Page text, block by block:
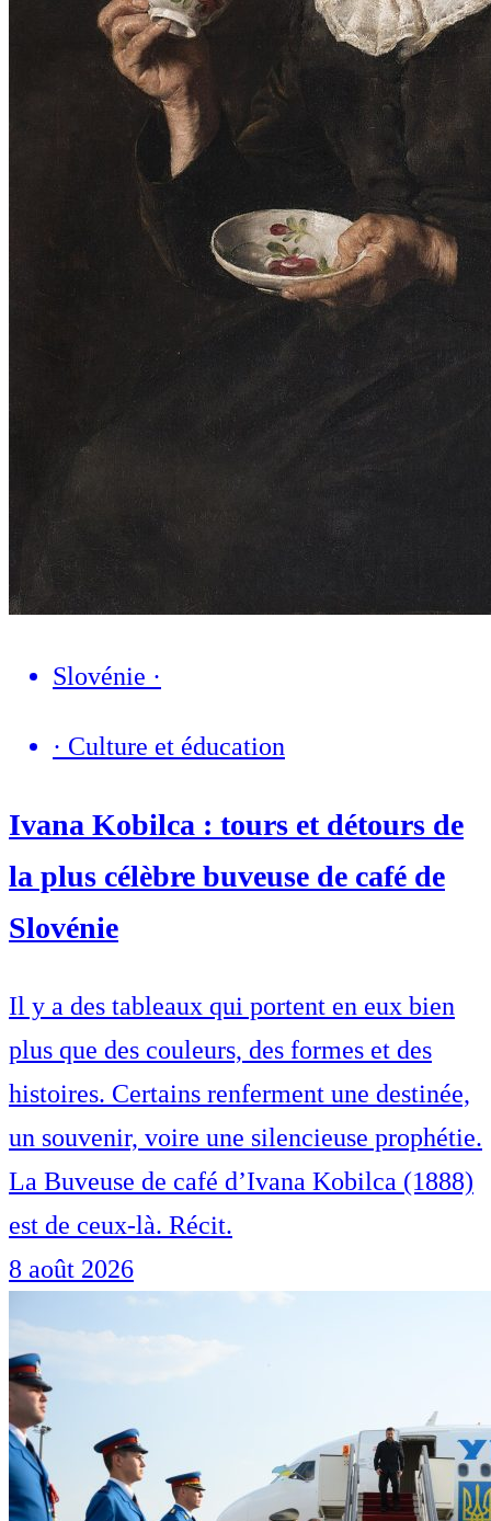
Slovénie ·
· Culture et éducation
Ivana Kobilca : tours et détours de
la plus célèbre buveuse de café de
Slovénie
Il y a des tableaux qui portent en eux bien
plus que des couleurs, des formes et des
histoires. Certains renferment une destinée,
un souvenir, voire une silencieuse prophétie.
La Buveuse de café d’Ivana Kobilca (1888)
est de ceux-là. Récit.
8 août 2026